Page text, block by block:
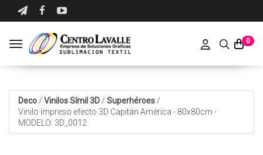
0
Toggle navigation
Deco / Vinilos Símil 3D / Superhéroes /
Vinilo impreso efecto 3D Capitán América - 80x80cm -
MODELO: 3D_0012